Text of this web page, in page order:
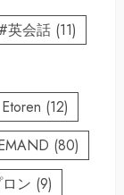
#英会話 (11)
Etoren (12)
(80)
ン (9)